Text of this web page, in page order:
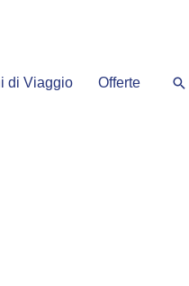
di Viaggio Offerte